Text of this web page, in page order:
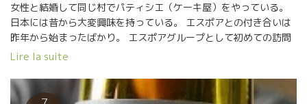
女性と結婚して同じ村でパティシエ（ケーキ屋）をやっている。
日本には昔から大変興味を持っている。 エスポアとの付き合いは
昨年から始まったばかり。 エスポアグループとして初めての訪問
となった。 いい交流ができた。 両者にとっても、楽しみで
しいアルザス、Eric Kammを楽しんで頂きたい。 美味しいよ！！
Lire la suite